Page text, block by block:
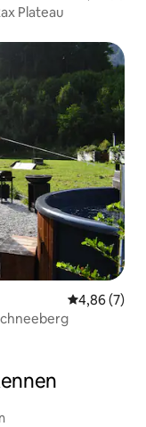
Plateau
Gemiddelde
4,86 (7)